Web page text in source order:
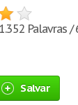
Palavras /
Salvar